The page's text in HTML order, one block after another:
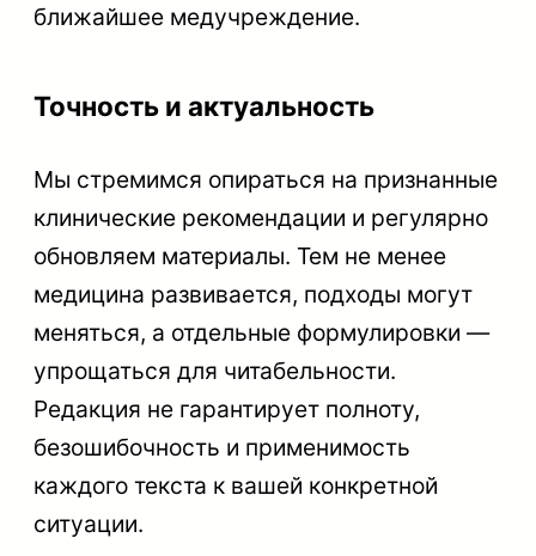
ближайшее медучреждение.
Точность и актуальность
Мы стремимся опираться на признанные
клинические рекомендации и регулярно
обновляем материалы. Тем не менее
медицина развивается, подходы могут
меняться, а отдельные формулировки —
упрощаться для читабельности.
Редакция не гарантирует полноту,
безошибочность и применимость
каждого текста к вашей конкретной
ситуации.